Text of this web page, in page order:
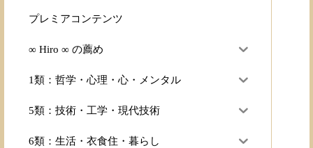
プレミアコンテンツ
∞ Hiro ∞ の薦め
1類：哲学・心理・心・メンタル
5類：技術・工学・現代技術
6類：生活・衣食住・暮らし